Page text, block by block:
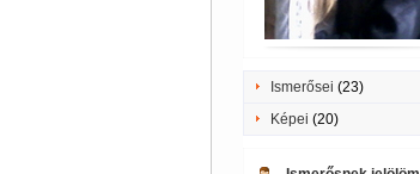
Ismerősei (23)
Képei (20)